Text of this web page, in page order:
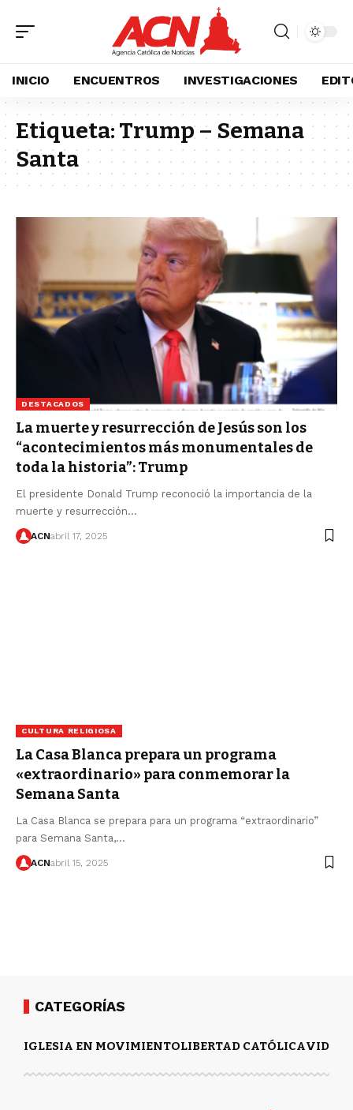
INICIO ENCUENTROS INVESTIGACIONES
Etiqueta: Trump – Semana
Santa
DESTACADOS
La muerte y resurrección de Jesús son los
“acontecimientos más monumentales de
toda la historia”: Trump
El presidente Donald Trump reconoció la importancia de la
muerte y resurrección…
ACNabril 17, 2025
CULTURA RELIGIOSA
La Casa Blanca prepara un programa
«extraordinario» para conmemorar la
Semana Santa
La Casa Blanca se prepara para un programa “extraordinario”
para Semana Santa,…
ACNabril 15, 2025
CATEGORÍAS
IGLESIA EN MOVIMIENTOLIBERTAD CATÓLICAVIDA